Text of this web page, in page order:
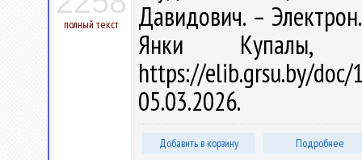
полный текст
Давидович. –
Янки
https://elib.grsu.by/
05.03.2026.
Добавить в корзину Подробнее